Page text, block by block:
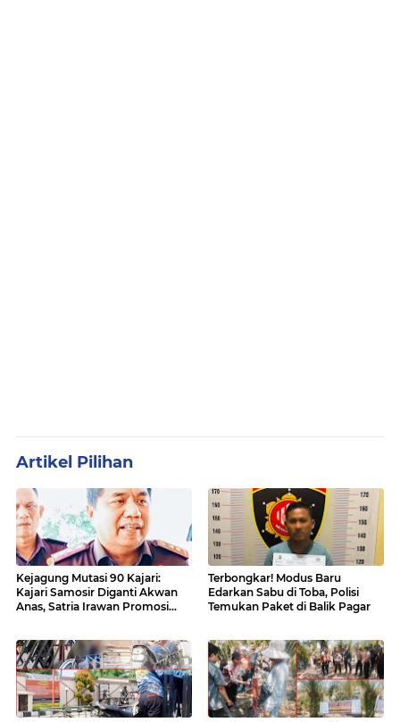
Artikel Pilihan
Kejagung Mutasi 90 Kajari:
Kajari Samosir Diganti Akwan
Anas, Satria Irawan Promosi
Terbongkar! Modus Baru
Edarkan Sabu di Toba, Polisi
Temukan Paket di Balik Pagar